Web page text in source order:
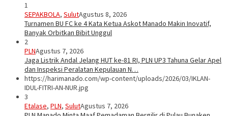
1
SEPAKBOLA, SulutAgustus 8, 2026
Turnamen BU FC ke 4 Kata Ketua Askot Manado Makin Inovatif,
Banyak Orbitkan Bibit Unggul
2
PLNAgustus 7, 2026
Jaga Listrik Andal Jelang HUT ke-81 RI, PLN UP3 Tahuna Gelar Apel
dan Inspeksi Peralatan Kepulauan N…
https://harimanado.com/wp-content/uploads/2026/03/IKLAN-
IDUL-FITRI-AN-NUR.jpg
3
Etalase, PLN, SulutAgustus 7, 2026